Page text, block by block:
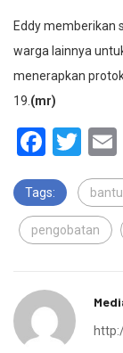
Eddy memberikan
warga lainnya
menerapkan
19. (mr)
Tags:
pengobatan